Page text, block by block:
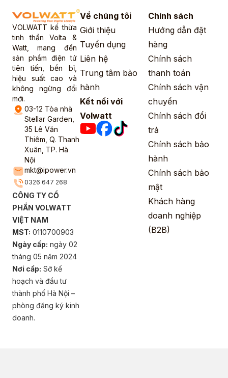
VOLWATT kế thừa
tinh thần Volta &
Watt, mang đến
sản phẩm điện tử
tiên tiến, bền bỉ,
hiệu suất cao và
không ngừng đổi
mới.
03-12 Tòa nhà
Stellar Garden,
35 Lê Văn
Thiêm, Q. Thanh
Xuân, TP. Hà
Nội
mkt@ipower.vn
0326 647 268
CÔNG TY CỔ
PHẦN VOLWATT
VIỆT NAM
MST: 0110700903
Ngày cấp: ngày 02
tháng 05 năm 2024
Nơi cấp: Sở kế
hoạch và đầu tư
thành phố Hà Nội –
phòng đăng ký kinh
doanh.
Về chúng tôi
Giới thiệu
Tuyển dụng
Liên hệ
Trung tâm bảo
hành
Kết nối với
Volwatt
Chính sách
Hướng dẫn đặt
hàng
Chính sách
thanh toán
Chính sách vận
chuyển
Chính sách đổi
trả
Chính sách bảo
hành
Chính sách bảo
mật
Khách hàng
doanh nghiệp
(B2B)